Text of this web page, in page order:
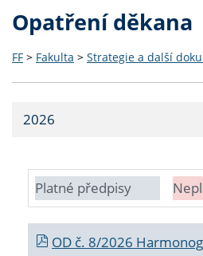
Opatření děkana
FF > Fakulta > Strategie a další
2026
Platné předpisy
OD č. 8/2026